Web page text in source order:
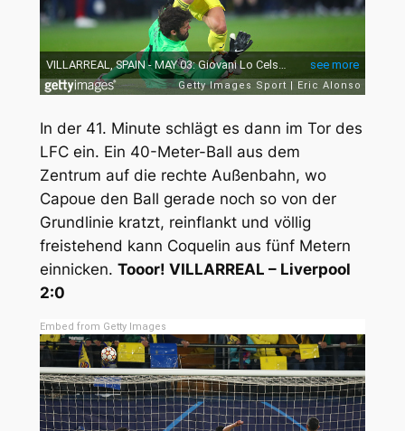
In der 41. Minute schlägt es dann im Tor des
LFC ein. Ein 40-Meter-Ball aus dem
Zentrum auf die rechte Außenbahn, wo
Capoue den Ball gerade noch so von der
Grundlinie kratzt, reinflankt und völlig
freistehend kann Coquelin aus fünf Metern
einnicken. Tooor! VILLARREAL – Liverpool
2:0
Embed from Getty Images